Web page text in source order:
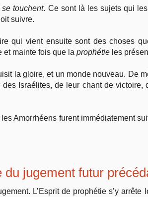
touchent. Ce sont là les sujets qui
suivre.
qui vient ensuite sont des choses
et mainte fois que la prophétie les
la gloire, et un monde nouveau. De
Israélites, de leur chant de
Amorrhéens furent immédiatement
du jugement futur
L’Esprit de prophétie s’y